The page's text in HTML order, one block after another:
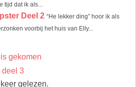
dat ik als...
Deel 2 “He lekker ding” hoor ik als
voorbij het huis van Elly...
gekomen
deel 3
gelezen.